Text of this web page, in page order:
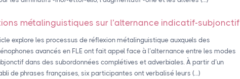
métalinguistiques sur l’alternance indicatif-subjonctif
explore les processus de réflexion métalinguistique auxquels des
avancés en FLE ont fait appel face à l’alternance entre les modes
dans des subordonnées complétives et adverbiales. À partir d’un
de phrases françaises, six participantes ont verbalisé leurs (…)